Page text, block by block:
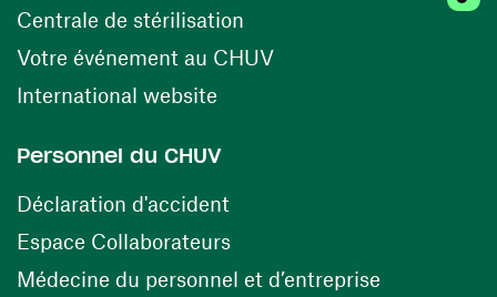
Centrale de stérilisation (ouvre une nouvelle
Votre événement au CHUV(ouvre une nouvelle
International website
Personnel du CHUV
Déclaration d'accident
Espace Collaborateurs(ouvre une nouvelle fenêtre)
Médecine du personnel et d’entreprise